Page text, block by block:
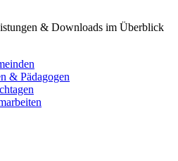
& Downloads im Überblick
& Pädagogen